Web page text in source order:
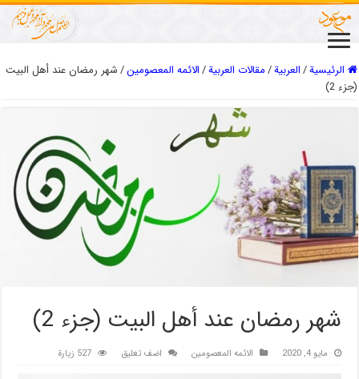
الرئيسية/العربیة/مقالات العربیة/الائمه المعصومين/شهر رمضان عند أهل البيت
(جزء 2)
شهر رمضان عند أهل البيت (جزء 2)
مايو 4, 2020 الائمه المعصومين اضف تعليق 527 زيارة